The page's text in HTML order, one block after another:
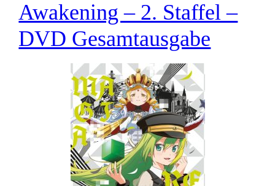
Awakening – 2. Staffel –
DVD Gesamtausgabe